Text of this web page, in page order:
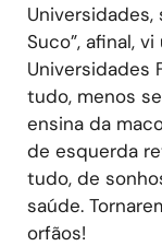
Universidades,
Suco”, afinal,
Universidades
tudo, menos
ensina da
de esquerda
tudo, de
saúde.
orfãos!